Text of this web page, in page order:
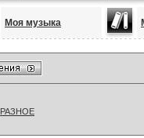
Моя музыка
РАЗНОЕ